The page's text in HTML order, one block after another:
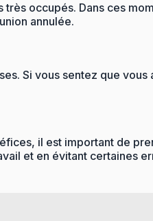
occupés. Dans ces
annulée.
Si vous sentez que vous
il est important de
et en évitant certaines